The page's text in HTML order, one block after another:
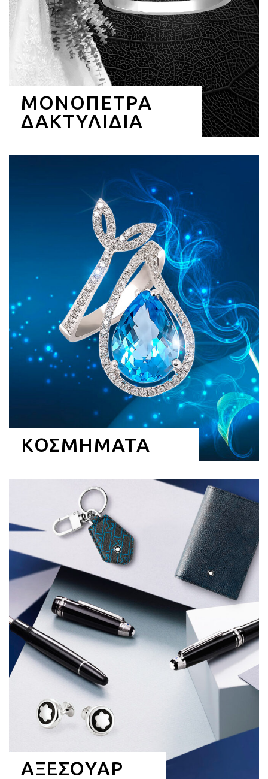
ΜΟΝΟΠΕΤΡΑ
ΔΑΚΤΥΛΙΔΙΑ
ΚΟΣΜΗΜΑΤΑ
ΑΞΕΣΟΥΑΡ